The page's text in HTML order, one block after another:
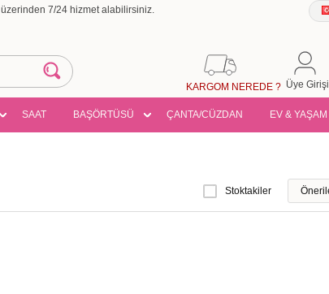
üzerinden 7/24 hizmet alabilirsiniz.
Üye Girişi
KARGOM NEREDE ?
SAAT BAŞÖRTÜSÜ ÇANTA/CÜZDAN EV & YAŞAM
Stoktakiler